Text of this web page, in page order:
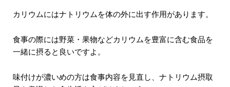
カリウムにはナトリウムを体の外に出す作用があります。
食事の際には野菜・果物などカリウムを豊富に含む食品を
一緒に摂ると良いですよ。
味付けが濃いめの方は食事内容を見直し、ナトリウム摂取